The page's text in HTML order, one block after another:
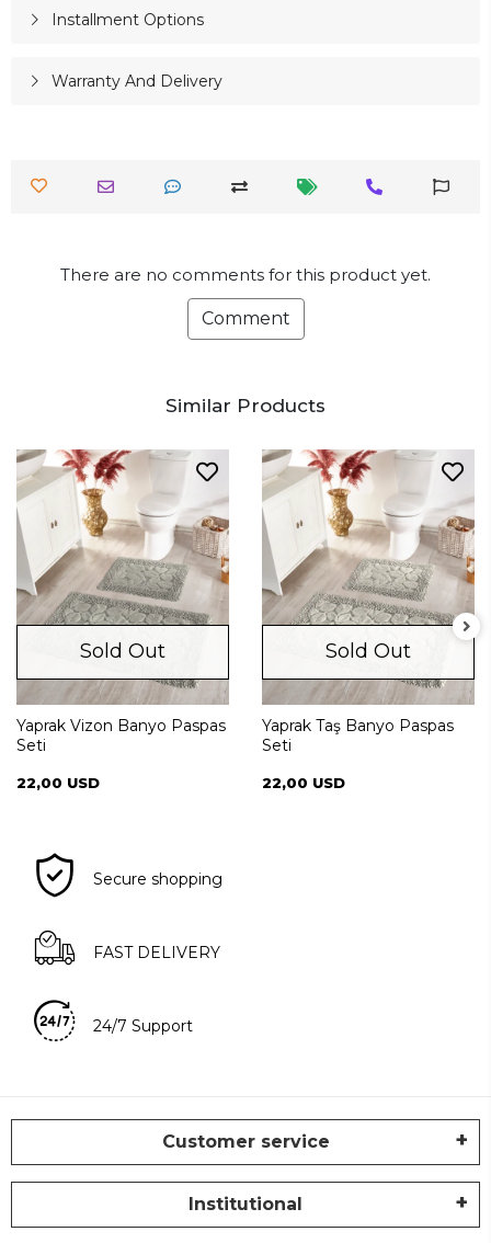
Installment Options
Warranty And Delivery
There are no comments for this product yet.
Comment
Similar Products
Sold Out
Yaprak Vizon Banyo Paspas
Seti
22,00 USD
Sold Out
Yaprak Taş Banyo Paspas
Seti
22,00 USD
Secure shopping
FAST DELIVERY
24/7 Support
Customer service
Institutional